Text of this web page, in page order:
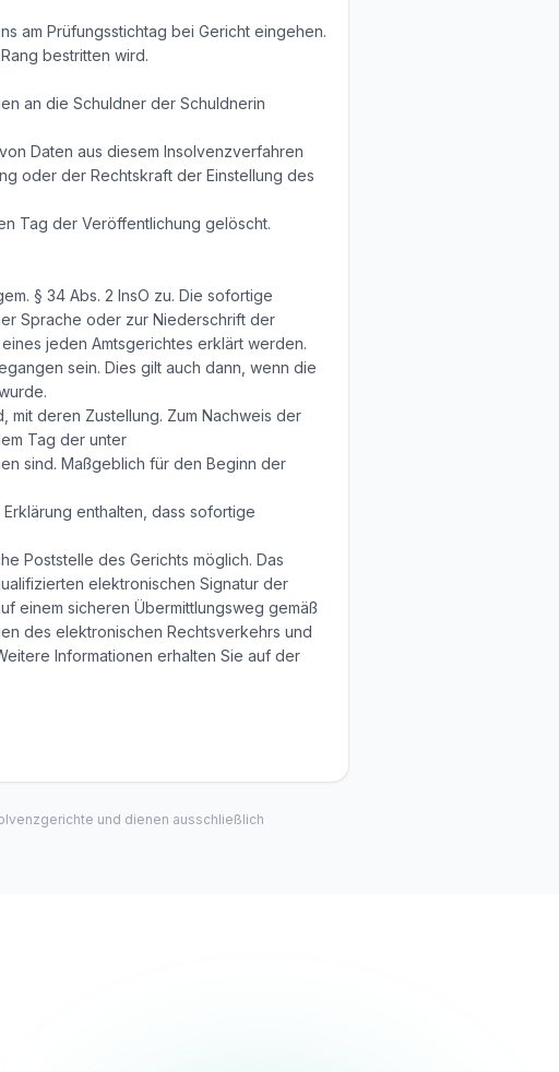
am Prüfungsstichtag bei Gericht eingehen.
bestritten wird.
an die Schuldner der Schuldnerin
Daten aus diesem Insolvenzverfahren
oder der Rechtskraft der Einstellung des
Tag der Veröffentlichung gelöscht.
§ 34 Abs. 2 InsO zu. Die sofortige
Sprache oder zur Niederschrift der
jeden Amtsgerichtes erklärt werden.
sein. Dies gilt auch dann, wenn die
deren Zustellung. Zum Nachweis der
Tag der unter
sind. Maßgeblich für den Beginn der
enthalten, dass sofortige
Poststelle des Gerichts möglich. Das
elektronischen Signatur der
einem sicheren Übermittlungsweg gemäß
des elektronischen Rechtsverkehrs und
Informationen erhalten Sie auf der
und dienen ausschließlich